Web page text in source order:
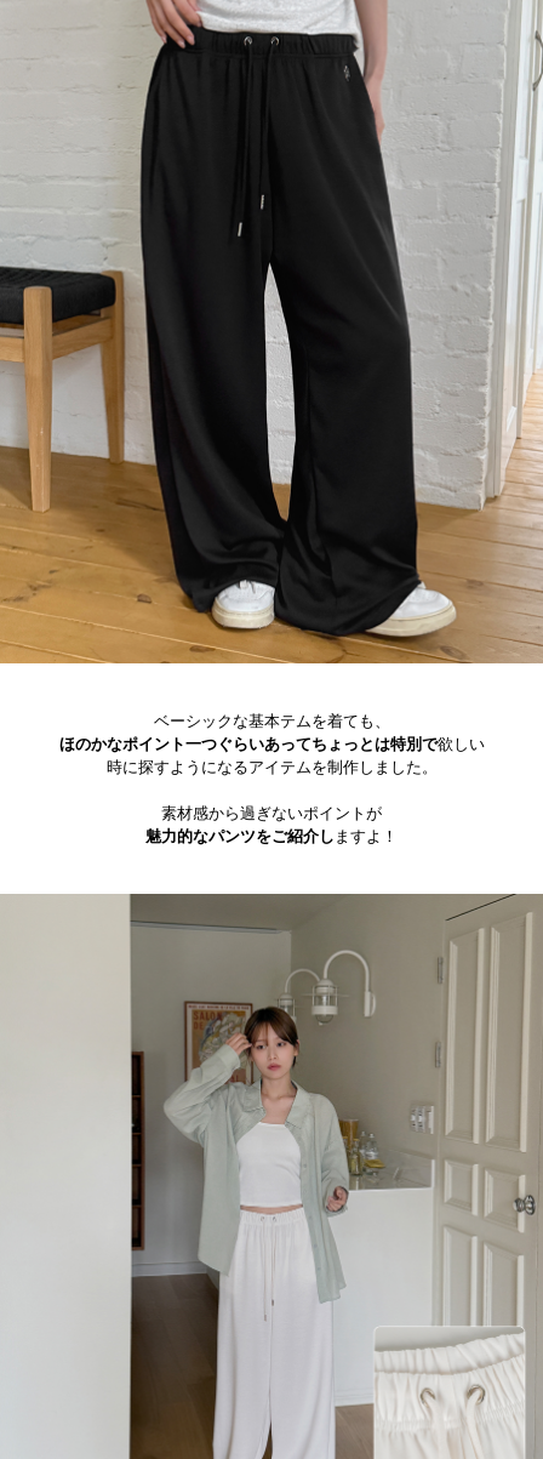
ベーシックな基本テムを着ても、
ほのかなポイント一つぐらいあってちょっとは特別で欲しい
時に探すようになるアイテムを制作しました。
素材感から過ぎないポイントが
魅力的なパンツをご紹介し ますよ！